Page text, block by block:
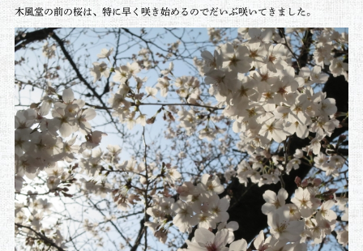
木風堂の前の桜は、特に早く咲き始めるのでだいぶ咲いてきました。